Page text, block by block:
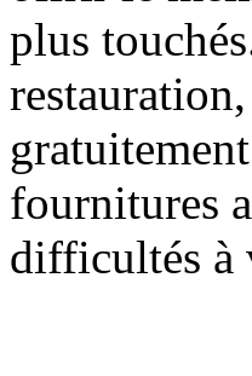
plus
fournitures
difficultés à